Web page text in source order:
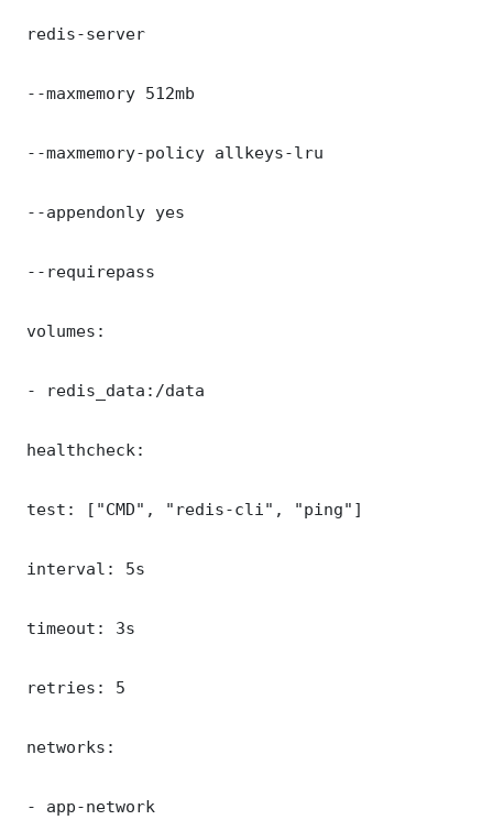
redis-server
--maxmemory 512mb
--maxmemory-policy allkeys-lru
--appendonly yes
--requirepass
volumes:
- redis_data:/data
healthcheck:
test: ["CMD", "redis-cli", "ping"]
interval: 5s
timeout: 3s
retries: 5
networks:
- app-network